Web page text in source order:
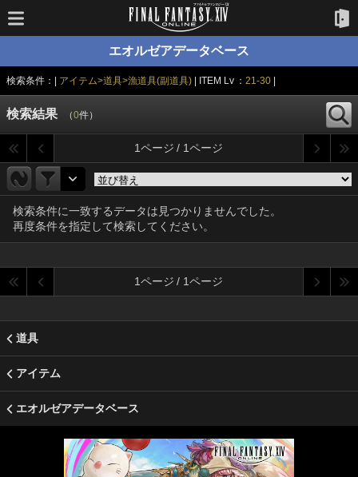
エオルゼアデータベース
検索条件：| アイテム>道具>漁道具(副道具) | ITEM Lv ：21-30
検索結果 （0件）
1ページ / 1ページ
検索条件に一致するデータは見つかりませんでした。
再度条件を指定して検索してください。
1ページ / 1ページ
道具
アイテム
エオルゼアデータベース